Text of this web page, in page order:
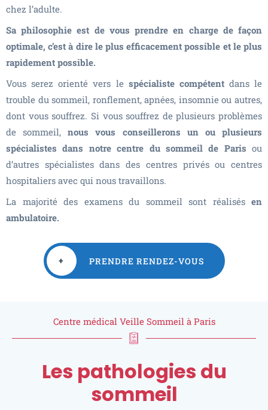
chez l’adulte.
Sa philosophie est de vous prendre en charge de façon
optimale, c’est à dire le plus efficacement possible et le plus
rapidement possible.
Vous serez orienté vers le spécialiste compétent dans le
trouble du sommeil, ronflement, apnées, insomnie ou autres,
dont vous souffrez. Si vous souffrez de plusieurs problèmes
de sommeil,nous vous conseillerons un ou plusieurs
spécialistes dans notre centre du sommeil de Paris ou
d’autres spécialistes dans des centres privés ou centres
hospitaliers avec qui nous travaillons.
La majorité des examens du sommeil sont réalisés en
ambulatoire.
+ PRENDRE RENDEZ-VOUS
Centre médical Veille Sommeil à Paris
Les pathologies du
sommeil